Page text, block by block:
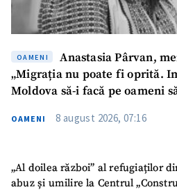
OAMENI
Anastasia Pârvan,
„Migrația nu poate fi oprită.
Moldova să-i facă pe oameni
OAMENI 8 august 2026, 07:16
„Al doilea război” al refugiaților
abuz și umilire la Centrul
CONTACT SURSĂ
Sursă anonimă
Nume+ Numele meu
+ Emailul meu
Am citit și sunt de
acord cupolitica de